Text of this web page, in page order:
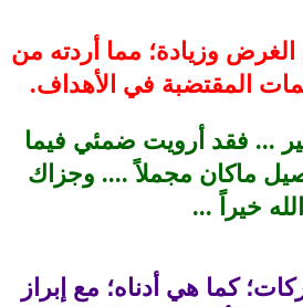
وزيادة؛ مما أردته من
المقتضبة في الأهداف.
... فقد أرويت ضمئي فيما
ماكان مجملاً .... وجزاك
الله خيراً ...
كما هي أدناه؛ مع إبراز